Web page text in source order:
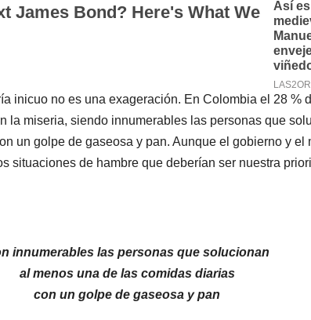
inicuo no es una exageración. En Colombia el 28 %
la miseria, siendo innumerables las personas que
un golpe de gaseosa y pan. Aunque el gobierno y el
situaciones de hambre que deberían ser nuestra
innumerables las personas que solucionan
al menos una de las comidas diarias
con un golpe de gaseosa y pan